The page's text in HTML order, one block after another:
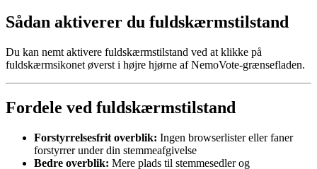
Sådan aktiverer du fuldskærmstilstand
Du kan nemt aktivere fuldskærmstilstand ved at klikke på
fuldskærmsikonet øverst i højre hjørne af NemoVote-grænsefladen.
Fordele ved fuldskærmstilstand
Forstyrrelsesfrit overblik: Ingen browserlister eller faner
forstyrrer under din stemmeafgivelse
Bedre overblik: Mere plads til stemmesedler og